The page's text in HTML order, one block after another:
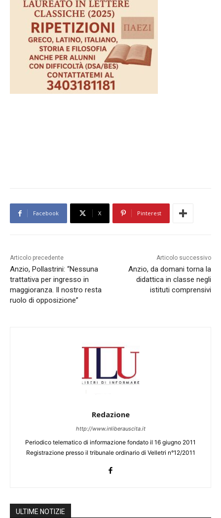
Facebook X Pinterest
Articolo precedente
Anzio, Pollastrini: “Nessuna
trattativa per ingresso in
maggioranza. Il nostro resta
ruolo di opposizione”
Articolo successivo
Anzio, da domani torna la
didattica in classe negli
istituti comprensivi
Redazione
http://www.inliberauscita.it
Periodico telematico di informazione fondato il 16 giugno 2011
Registrazione presso il tribunale ordinario di Velletri n°12/2011
ULTIME NOTIZIE